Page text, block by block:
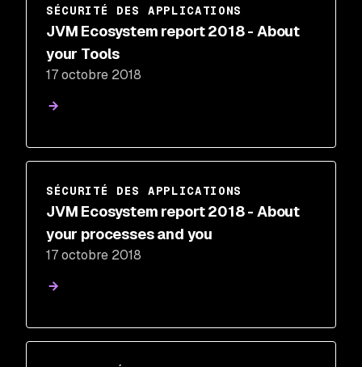
SÉCURITÉ DES APPLICATIONS
JVM Ecosystem report 2018 - About
your Tools
17 octobre 2018
SÉCURITÉ DES APPLICATIONS
JVM Ecosystem report 2018 - About
your processes and you
17 octobre 2018